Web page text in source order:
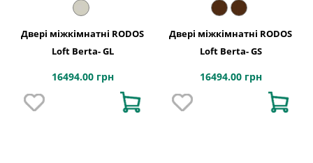
Двері міжкімнатні RODOS
Loft Berta- GL
16494.00 грн
Двері міжкімнатні RODOS
Loft Berta- GS
16494.00 грн